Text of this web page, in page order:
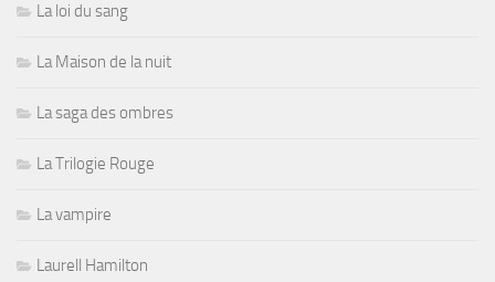
La loi du sang
La Maison de la nuit
La saga des ombres
La Trilogie Rouge
La vampire
Laurell Hamilton